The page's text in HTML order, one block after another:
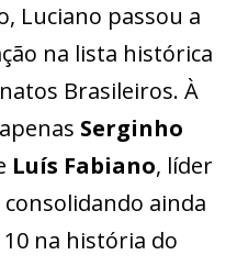
Luciano passou a
na lista histórica
Brasileiros. À
Serginho
Luís Fabiano, líder
ainda
na história do